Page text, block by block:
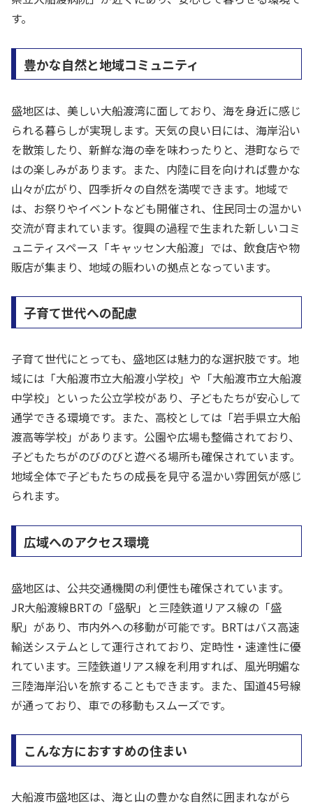
す。
豊かな自然と地域コミュニティ
盛地区は、美しい大船渡湾に面しており、海を身近に感じ
られる暮らしが実現します。天気の良い日には、海岸沿い
を散策したり、新鮮な海の幸を味わったりと、港町ならで
はの楽しみがあります。また、内陸に目を向ければ豊かな
山々が広がり、四季折々の自然を満喫できます。地域で
は、お祭りやイベントなども開催され、住民同士の温かい
交流が育まれています。復興の過程で生まれた新しいコミ
ュニティスペース「キャッセン大船渡」では、飲食店や物
販店が集まり、地域の賑わいの拠点となっています。
子育て世代への配慮
子育て世代にとっても、盛地区は魅力的な選択肢です。地
域には「大船渡市立大船渡小学校」や「大船渡市立大船渡
中学校」といった公立学校があり、子どもたちが安心して
通学できる環境です。また、高校としては「岩手県立大船
渡高等学校」があります。公園や広場も整備されており、
子どもたちがのびのびと遊べる場所も確保されています。
地域全体で子どもたちの成長を見守る温かい雰囲気が感じ
られます。
広域へのアクセス環境
盛地区は、公共交通機関の利便性も確保されています。
JR大船渡線BRTの「盛駅」と三陸鉄道リアス線の「盛
駅」があり、市内外への移動が可能です。BRTはバス高速
輸送システムとして運行されており、定時性・速達性に優
れています。三陸鉄道リアス線を利用すれば、風光明媚な
三陸海岸沿いを旅することもできます。また、国道45号線
が通っており、車での移動もスムーズです。
こんな方におすすめの住まい
大船渡市盛地区は、海と山の豊かな自然に囲まれながら